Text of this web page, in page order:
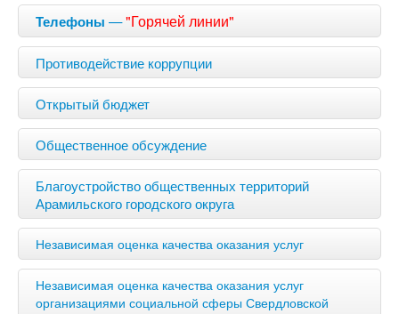
Телефоны —"Горячей линии"
Противодействие коррупции
Открытый бюджет
Общественное обсуждение
Благоустройство общественных территорий
Арамильского городского округа
Независимая оценка качества оказания услуг
Независимая оценка качества оказания услуг
организациями социальной сферы Свердловской